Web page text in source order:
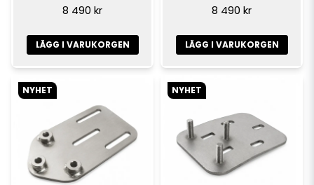
8 490 kr
LÄGG I VARUKORGEN
8 490 kr
LÄGG I VARUKORGEN
NYHET NYHET